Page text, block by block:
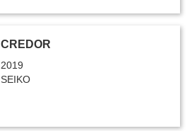
CREDOR
2019
SEIKO